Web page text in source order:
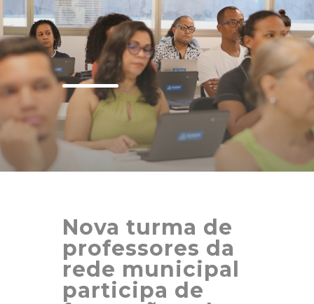
Nova turma de
professores da
rede municipal
participa de